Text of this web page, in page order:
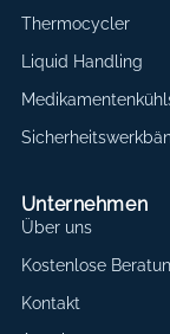
Thermocycler
Liquid Handling
Unternehmen
Über uns
Kostenlose
Kontakt